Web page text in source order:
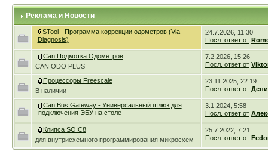
Реклама и Новости
STool - Программа коррекции одометров (Via
Diagnosis)
24.7.2026, 11:30
Посл. ответ от
Can Подмотка Одометров
CAN ODO PLUS
7.2.2026, 15:26
Посл. ответ от
Процессоры Freescale
В наличии
23.11.2025, 22:19
Посл. ответ от
Can Bus Gateway - Универсальный шлюз для
подключения ЭБУ на столе
3.1.2024, 5:58
Посл. ответ от
Клипса SOIC8
для внутрисхемного программирования микросхем
25.7.2022, 7:21
Посл. ответ от